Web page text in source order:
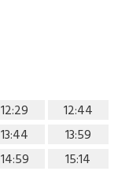
12:29
12:44
13:44
13:59
14:59
15:14